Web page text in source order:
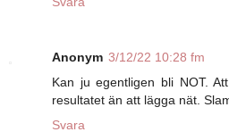
Anonym 3/12/22 10:28 fm
Kan ju egentligen bli NOT.
resultatet än att lägga nät.
Svara